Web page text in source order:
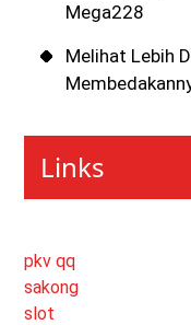
Mega228
Melihat Lebih
Links
pkv qq
sakong
slot